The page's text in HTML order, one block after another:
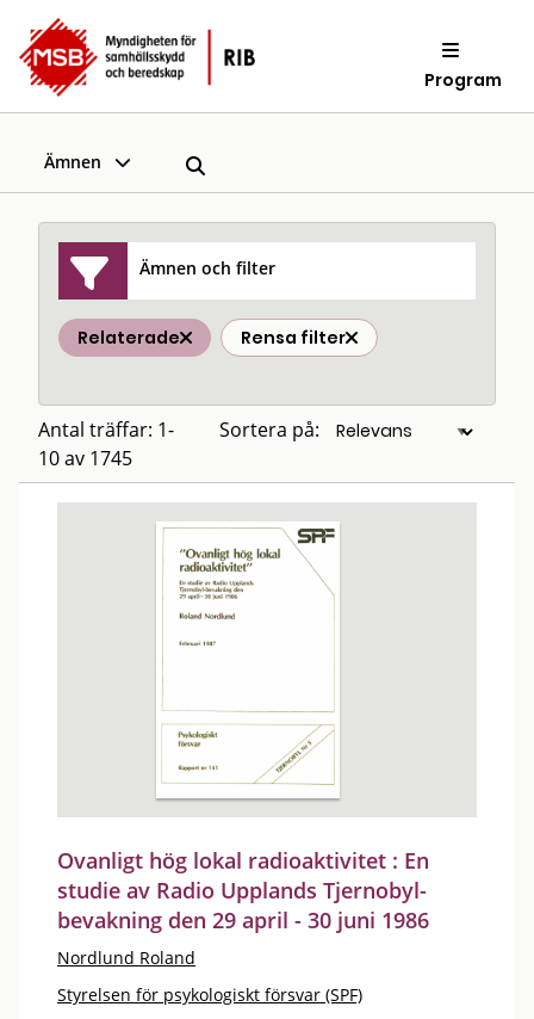
Program
Ämnen
Ämnen och filter
Relaterade Rensa filter
Antal träffar: 1-
10 av 1745
Sortera på:
Ovanligt hög lokal radioaktivitet : En
studie av Radio Upplands Tjernobyl-
bevakning den 29 april - 30 juni 1986
Nordlund Roland
Styrelsen för psykologiskt försvar (SPF)